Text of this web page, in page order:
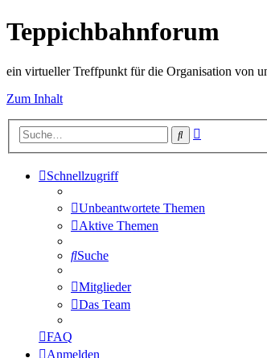
Teppichbahnforum
ein virtueller Treffpunkt für die Organisation von
Zum Inhalt
Suche
Schnellzugriff
Unbeantwortete Themen
Aktive Themen
Suche
Mitglieder
Das Team
FAQ
Anmelden